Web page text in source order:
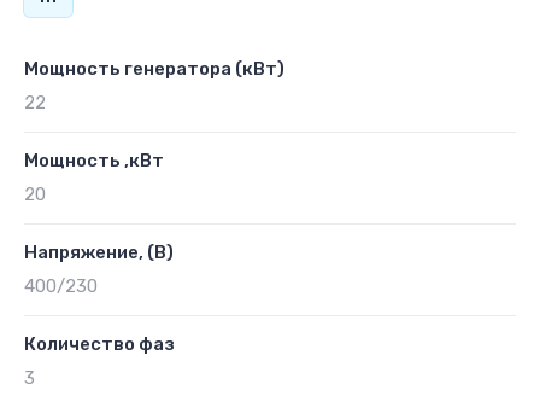
Мощность генератора (кВт)
22
Мощность ,кВт
20
Напряжение, (В)
400/230
Количество фаз
3